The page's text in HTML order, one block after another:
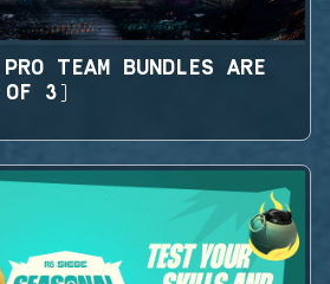
TEAM BUNDLES ARE
3)